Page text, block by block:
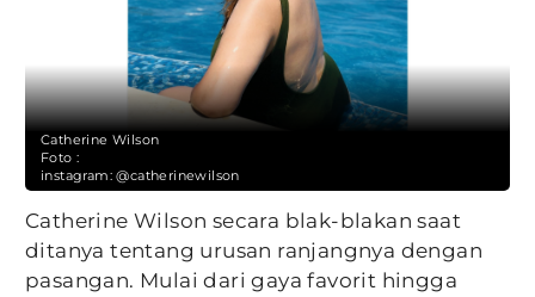
Catherine Wilson
Foto :
instagram: @catherinewilson
Catherine Wilson secara blak-blakan saat
ditanya tentang urusan ranjangnya dengan
pasangan. Mulai dari gaya favorit hingga